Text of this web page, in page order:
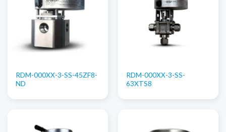
RDM-000XX-3-SS-45ZF8-
ND
RDM-000XX-3-SS-
63XTS8